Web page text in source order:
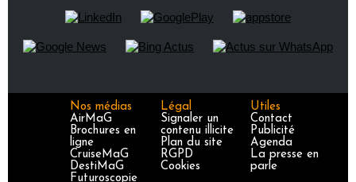
Nos médias
AirMaG
Brochures en
ligne
CruiseMaG
DestiMaG
Futuroscopie
Légal
Signaler un
contenu illicite
Plan du site
RGPD
Cookies
Utiles
Contact
Publicité
Agenda
La presse en
parle